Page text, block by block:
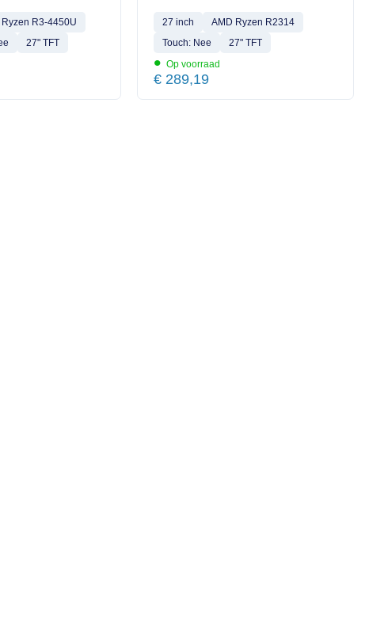
R3-4450U
27" TFT
27 inch
AMD Ryzen R2314
Touch: Nee
27" TFT
• Op voorraad
€289,19